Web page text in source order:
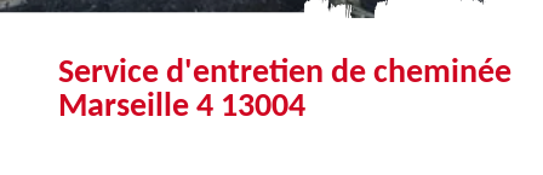
Service d'entretien de cheminée
Marseille 4 13004